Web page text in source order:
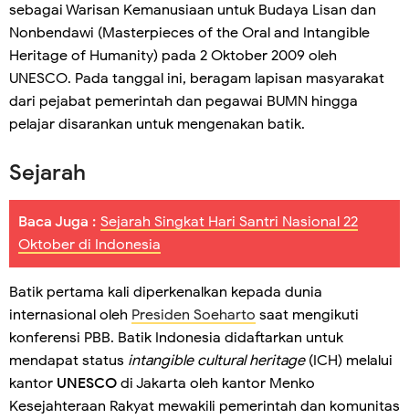
sebagai Warisan Kemanusiaan untuk Budaya Lisan dan
Nonbendawi (Masterpieces of the Oral and Intangible
Heritage of Humanity) pada 2 Oktober 2009 oleh
UNESCO. Pada tanggal ini, beragam lapisan masyarakat
dari pejabat pemerintah dan pegawai BUMN hingga
pelajar disarankan untuk mengenakan batik.
Sejarah
Baca Juga : Sejarah Singkat Hari Santri Nasional 22
Oktober di Indonesia
Batik pertama kali diperkenalkan kepada dunia
internasional oleh Presiden Soeharto saat mengikuti
konferensi PBB. Batik Indonesia didaftarkan untuk
mendapat status intangible cultural heritage(ICH) melalui
kantor UNESCO di Jakarta oleh kantor Menko
Kesejahteraan Rakyat mewakili pemerintah dan komunitas